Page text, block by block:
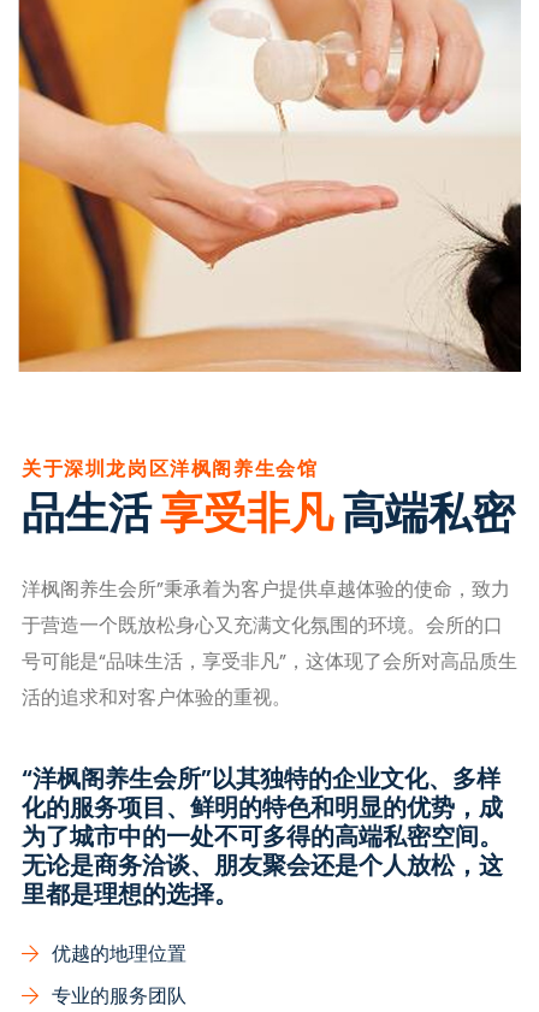
关于深圳龙岗区洋枫阁养生会馆
品生活享受非凡高端私密
洋枫阁养生会所”秉承着为客户提供卓越体验的使命，致力
于营造一个既放松身心又充满文化氛围的环境。会所的口
号可能是“品味生活，享受非凡”，这体现了会所对高品质生
活的追求和对客户体验的重视。
“洋枫阁养生会所”以其独特的企业文化、多样
化的服务项目、鲜明的特色和明显的优势，成
为了城市中的一处不可多得的高端私密空间。
无论是商务洽谈、朋友聚会还是个人放松，这
里都是理想的选择。
优越的地理位置
专业的服务团队